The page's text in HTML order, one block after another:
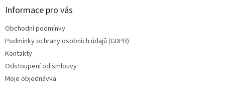
Informace pro vás
Obchodní podmínky
Podmínky ochrany osobních údajů (GDPR)
Kontakty
Odstoupení od smlouvy
Moje objednávka